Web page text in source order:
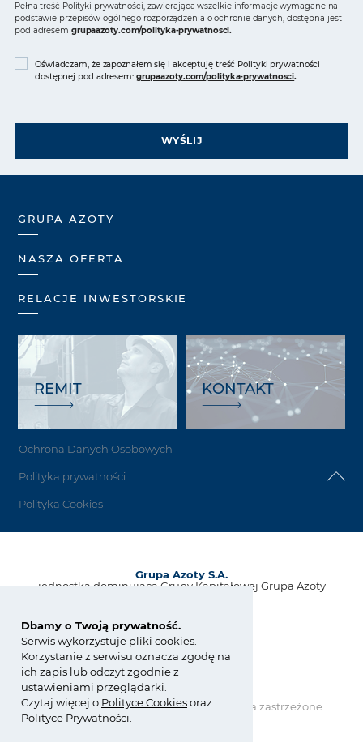
Dbamy o Twoją prywatność.
Serwis wykorzystuje pliki cookies.
Korzystanie z serwisu oznacza zgodę na
ich zapis lub odczyt zgodnie z
ustawieniami przeglądarki.
Czytaj więcej o PolityceCookiesoraz
Polityce Prywatności
Pełna treść Polityki prywatności, zawierająca wszelkie informacje wymagane na
podstawie przepisów ogólnego rozporządzenia o ochronie danych, dostępna jest
pod adresem grupaazoty.com/polityka-prywatnosci.
Oświadczam, że zapoznałem się i akceptuję treść Polityki prywatności
dostępnej pod adresem: grupaazoty.com/polityka-prywatnosci.
WYŚLIJ
GRUPA AZOTY
NASZA OFERTA
RELACJE INWESTORSKIE
REMIT KONTAKT
Ochrona Danych Osobowych
Polityka prywatności
Polityka Cookies
Grupa Azoty S.A.
jednostka dominująca Grupy Kapitałowej Grupa Azoty
33-101 Tarnów, Polska
tel.:+48 14 637 37 37
fax: +48 14 633 07 18
kontakt@grupaazoty.com
Copyright © Grupa Azoty. Wszelkie prawa zastrzeżone.